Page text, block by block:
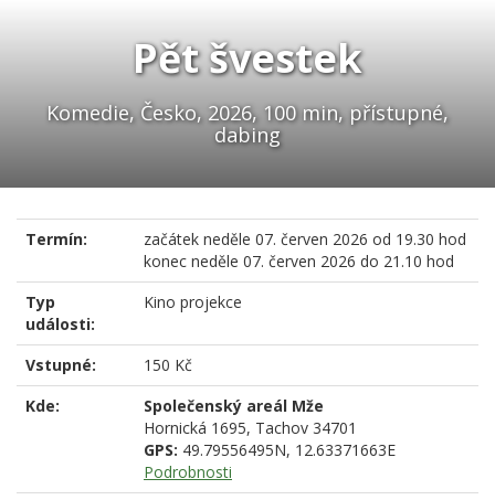
Pět švestek
Komedie, Česko, 2026, 100 min, přístupné,
dabing
Termín: začátek neděle 07. červen 2026 od 19.30 hod
konec neděle 07. červen 2026 do 21.10 hod
Typ
události:
Kino projekce
Vstupné:
150 Kč
Kde:
Společenský areál Mže
Hornická 1695, Tachov 34701
GPS: 49.79556495N, 12.63371663E
Podrobnosti